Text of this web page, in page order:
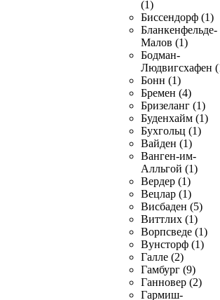
(1)
Биссендорф (1)
Бланкенфельде-
Малов (1)
Бодман-
Людвигсхафен
Бонн (1)
Бремен (4)
Бризеланг (1)
Буденхайм (1)
Бухгольц (1)
Вайден (1)
Ванген-им-
Алльгой (1)
Вердер (1)
Вецлар (1)
Висбаден (5)
Виттлих (1)
Ворпсведе (1)
Вунсторф (1)
Галле (2)
Гамбург (9)
Ганновер (2)
Гармиш-